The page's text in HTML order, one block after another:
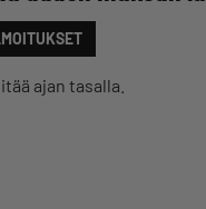
ajan tasalla.